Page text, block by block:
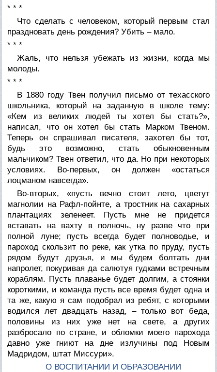
* * *
Что сделать с человеком, который первым стал
праздновать день рождения? Убить – мало.
* * *
Жаль, что нельзя убежать из жизни, когда мы
молоды.
* * *
В 1880 году Твен получил письмо от техасского
школьника, который на заданную в школе тему:
«Кем из великих людей ты хотел бы стать?»,
написал, что он хотел бы стать Марком Твеном.
Теперь он спрашивал писателя, захотел бы тот,
будь это возможно, стать обыкновенным
мальчиком? Твен ответил, что да. Но при некоторых
условиях. Во-первых, он должен «остаться
лоцманом навсегда».
Во-вторых, «пусть вечно стоит лето, цветут
магнолии на Рафл-пойнте, а тростник на сахарных
плантациях зеленеет. Пусть мне не придется
вставать на вахту в полночь, ну разве что при
полной луне; пусть всегда будет полноводье, и
пароход скользит по реке, как утка по пруду, пусть
рядом будут друзья, и мы будем болтать дни
напролет, покуривая да салютуя гудками встречным
кораблям. Пусть плаванье будет долгим, а стоянки
короткими, и команда пусть все время будет одна и
та же, какую я сам подобрал из ребят, с которыми
водился лет двадцать назад, – только вот беда,
половины из них уже нет на свете, а других
разбросало по стране, и обломки моего парохода
давно уже гниют на дне излучины под Новым
Мадридом, штат Миссури».
О ВОСПИТАНИИ И ОБРАЗОВАНИИ